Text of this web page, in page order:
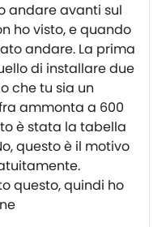
andare avanti sul
ho visto, e quando
andare. La prima
di installare due
che tu sia un
ammonta a 600
è stata la tabella
questo è il motivo
questo, quindi ho
⠀